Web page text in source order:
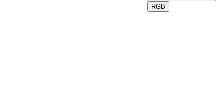
RGB